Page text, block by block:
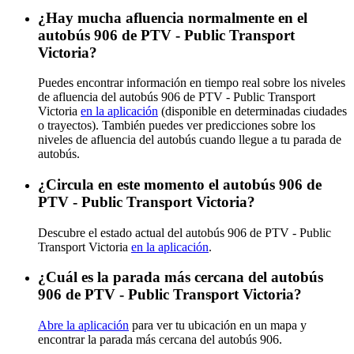
¿Hay mucha afluencia normalmente en el
autobús 906 de PTV - Public Transport
Victoria?
Puedes encontrar información en tiempo real sobre los niveles
de afluencia del autobús 906 de PTV - Public Transport
Victoria en la aplicación (disponible en determinadas ciudades
o trayectos). También puedes ver predicciones sobre los
niveles de afluencia del autobús cuando llegue a tu parada de
autobús.
¿Circula en este momento el autobús 906 de
PTV - Public Transport Victoria?
Descubre el estado actual del autobús 906 de PTV - Public
Transport Victoria en la aplicación.
¿Cuál es la parada más cercana del autobús
906 de PTV - Public Transport Victoria?
Abre la aplicación para ver tu ubicación en un mapa y
encontrar la parada más cercana del autobús 906.